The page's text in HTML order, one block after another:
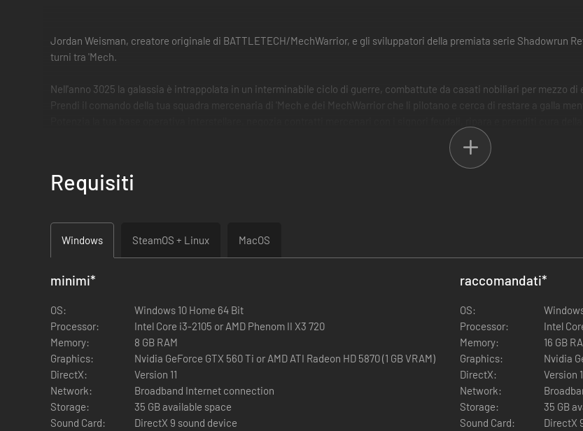
Jordan Weisman, creatore originale di BATTLETECH/MechWarrior, e gli sviluppatori della premiata serie Shadowrun
turni tra 'Mech.
Nell'anno 3025 la galassia è intrappolata in un interminabile ciclo di guerre, combattute da casati nobiliari per mezzo
Prendi il comando della tua squadra mercenaria di 'Mech e dei MechWarrior che li pilotano e cerca di restare a galla
COMANDA UNO SQUADRONE DI 'MECH IN COMBATTIMENTO A TURNI
Schiera più di 30 MattleMech in un'ampia varietà di combinazioni. Usa terreno, posizione, scelta di armi, abilità speciali
GESTISCI LA TUA COMPAGNIA DI VENTURA
Recluta, personalizza e addestra MechWarrior unici. Migliora e personalizza la tua nave da sbarco. Come mercenario,
reputazione presso i casati nobiliari e le fazioni locali.
PRENDI PARTE A UNA GUERRA CIVILE DISPERAT
Immergiti nella storia di una regnante deposta con la forza che scatena una guerra brutale per riconquistare il trono,
Requisiti
Windows SteamOS + Linux MacOS
minimi*
OS:
Windows 10 Home 64 Bit
Processor:
Intel Core i3-2105 or AMD Phenom II X3 720
Memory:
8 GB RAM
Graphics:
Nvidia GeForce GTX 560 Ti or AMD ATI Radeon HD 5870 (1 GB VRAM)
DirectX:
Version 11
Network:
Broadband Internet connection
Storage:
35 GB available space
Sound Card:
DirectX 9 sound device
raccomandati*
OS:
Processor:
Intel
Memory:
16 GB
Graphics:
Nvidia
DirectX:
Version
Network:
Storage:
35 GB
Sound Card:
DirectX